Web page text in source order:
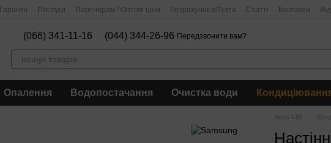
Гарантії Послуги Партнерам / Оптові ціни Розрахунок об'єкта Статті Контакти
(066) 341-11-16 (044) 344-26-96 Передзвонити вам?
Опалення Водопостачання Очистка води
Aqua-Life